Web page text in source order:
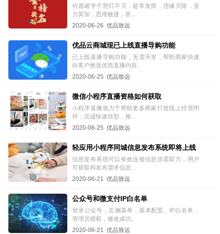
祈愿诸学子慧灯不灭，超常发挥，违缘灭除，圣
力冥加，思维敏捷，答...
2020-06-26 优品致远
优品云商城现已上线直播导购功能
已上线直播导购功能，无需开发，帮助商家快速
向客户推送优质直播内容。
2020-06-25 优品致远
微信小程序直播资格如何获取
小程序直播致力于帮助更多商家打造线上经营闭
环，完成快速转型，推...
2020-06-25 优品致远
轻应用小程序同城信息发布系统即将上线
信息发布系统可以有效连接信息供需双方，用户
可获取和发布需求信息...
2020-06-21 优品致远
公众号和微支付IP白名单
登录公众号，左侧菜单，基本配置。IP白名单，
管理员授权，修改成功。
2020-06-21 优品致远